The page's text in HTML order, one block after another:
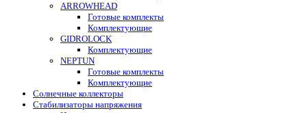
ARROWHEAD
Готовые комплекты
Комплектующие
GIDROLOCK
Комплектующие
NEPTUN
Готовые комплекты
Комплектующие
Солнечные коллекторы
Стабилизаторы напряжения